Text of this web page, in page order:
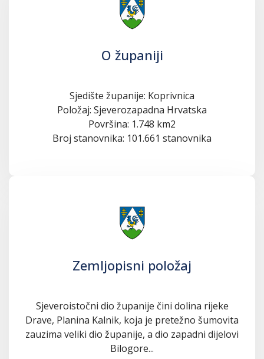
O županiji
Sjedište županije: Koprivnica
Položaj: Sjeverozapadna Hrvatska
Površina: 1.748 km2
Broj stanovnika: 101.661 stanovnika
Zemljopisni položaj
Sjeveroistočni dio županije čini dolina rijeke
Drave, Planina Kalnik, koja je pretežno šumovita
zauzima veliki dio županije, a dio zapadni dijelovi
Bilogore...